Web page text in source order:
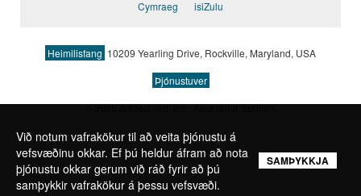
Cymraeg
isiZulu
Heimilisfang 10209 Yearling Drive, Rockville, Maryland, USA
Þjónustuver
© 2026 AllCounted, Inc., Allur réttur áskilinn.
Við notum vafrakökur til að veita þjónustu á
vefsvæðinu okkar. Ef þú heldur áfram að nota
þjónustu okkar gerum við ráð fyrir að þú
samþykkir vafrakökur á þessu vefsvæði.
SAMÞYKKJA